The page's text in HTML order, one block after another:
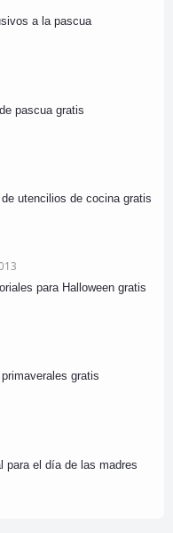
a la pascua
pascua gratis
utencilios de cocina gratis
para Halloween gratis
gratis
para el día de las madres